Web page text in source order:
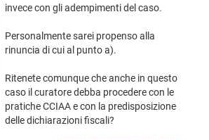
invece con gli adempimenti del caso.
Personalmente sarei propenso alla
rinuncia di cui al punto a).
Ritenete comunque che anche in questo
caso il curatore debba procedere con le
pratiche CCIAA e con la predisposizione
delle dichiarazioni fiscali?